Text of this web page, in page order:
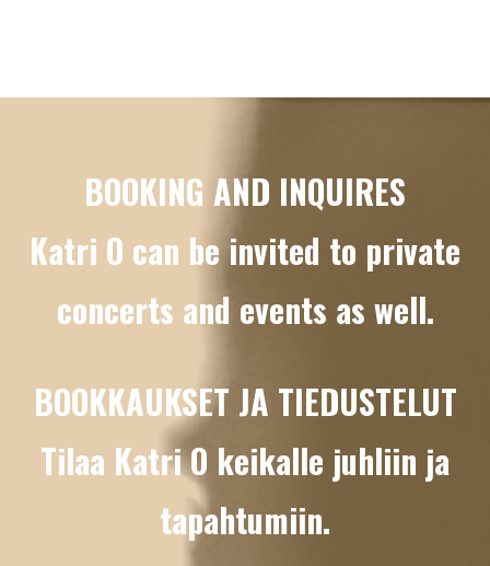
BOOKING AND INQUIRES
Katri O can be invited to private
concerts and events as well.
BOOKKAUKSET JA TIEDUSTELUT
Tilaa Katri O keikalle juhliin ja
tapahtumiin.